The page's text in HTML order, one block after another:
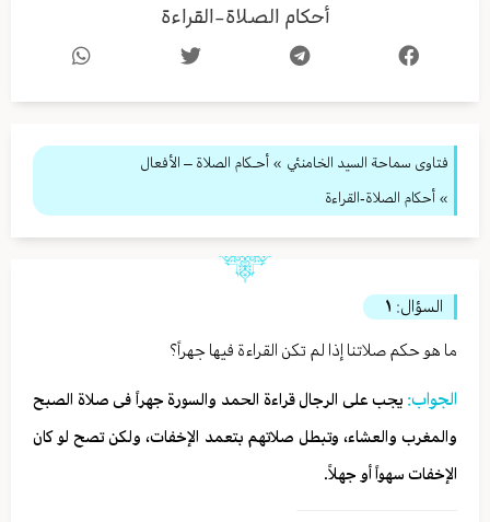
أحكام الصلاة-القراءة
فتاوى سماحة السيد الخامنئي » أحـكام الصلاة – الأفعال
» أحكام الصلاة-القراءة
السؤال: ١
ما هو حکم صلاتنا إذا لم تکن القراءة فیها جهراً؟
الجواب: یجب علی الرجال قراءة الحمد والسورة جهراً فی صلاة الصبح
والمغرب والعشاء، وتبطل صلاتهم بتعمد الإخفات، ولکن تصح لو کان
الإخفات سهواً أو جهلاً.